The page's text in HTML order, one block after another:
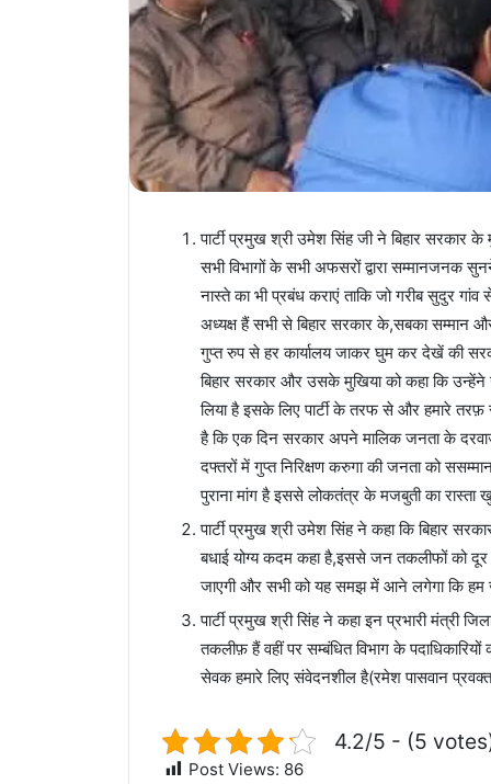
पार्टी प्रमुख श्री उमेश सिंह जी ने बिहार सरकार
सभी विभागों के सभी अफसरों द्वारा सम्मानजनक
नास्ते का भी प्रबंध कराएं ताकि जो गरीब सुदुर
अध्यक्ष हैं सभी से बिहार सरकार के,सबका सम्मान
गुप्त रुप से हर कार्यालय जाकर घुम कर देखें की
बिहार सरकार और उसके मुखिया को कहा कि
लिया है इसके लिए पार्टी के तरफ से और हमारे तरफ़
है कि एक दिन सरकार अपने मालिक जनता के
दफ्तरों में गुप्त निरिक्षण करुगा की जनता को
पुराना मांग है इससे लोकतंत्र के मजबुती का रास्ता
पार्टी प्रमुख श्री उमेश सिंह ने कहा कि बिहार
बधाई योग्य कदम कहा है,इससे जन तकलीफों को
जाएगी और सभी को यह समझ में आने लगेगा कि हम
पार्टी प्रमुख श्री सिंह ने कहा इन प्रभारी मंत्री
तकलीफ़ हैं वहीं पर सम्बंधित विभाग के
सेवक हमारे लिए संवेदनशील है(रमेश पासवान
4.2/5 - (5
Post Views: 86